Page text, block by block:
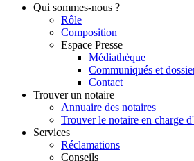
Qui sommes-nous ?
Rôle
Composition
Espace Presse
Médiathèque
Communiqués et
Contact
Trouver un notaire
Annuaire des notaires
Trouver le notaire en charge
Services
Réclamations
Conseils